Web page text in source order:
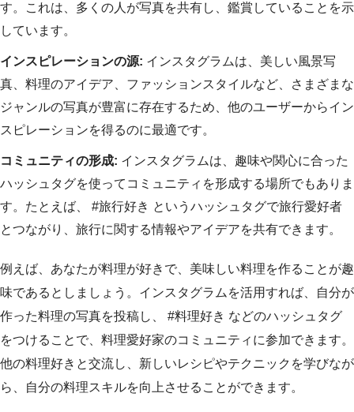
す。これは、多くの人が写真を共有し、鑑賞していることを示
しています。
インスピレーションの源: インスタグラムは、美しい風景写
真、料理のアイデア、ファッションスタイルなど、さまざまな
ジャンルの写真が豊富に存在するため、他のユーザーからイン
スピレーションを得るのに最適です。
コミュニティの形成: インスタグラムは、趣味や関心に合った
ハッシュタグを使ってコミュニティを形成する場所でもありま
す。たとえば、 #旅行好き というハッシュタグで旅行愛好者
とつながり、旅行に関する情報やアイデアを共有できます。
例えば、あなたが料理が好きで、美味しい料理を作ることが趣
味であるとしましょう。インスタグラムを活用すれば、自分が
作った料理の写真を投稿し、 #料理好き などのハッシュタグ
をつけることで、料理愛好家のコミュニティに参加できます。
他の料理好きと交流し、新しいレシピやテクニックを学びなが
ら、自分の料理スキルを向上させることができます。